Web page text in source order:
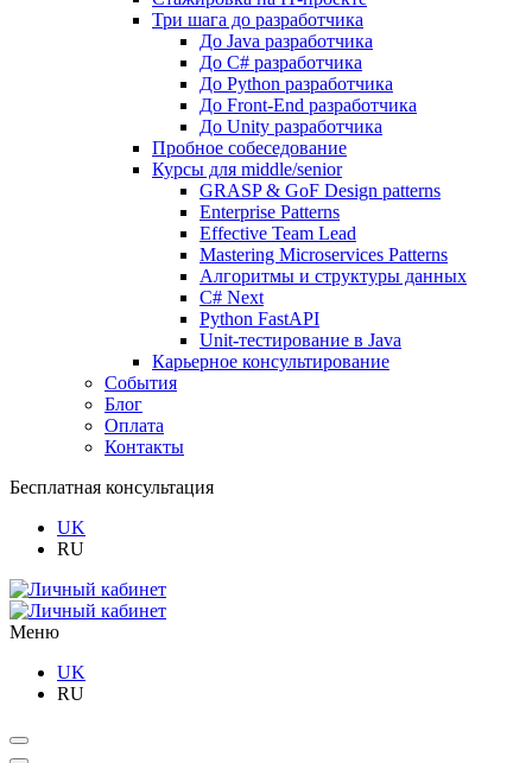
Три шага до разработчика
До Java разработчика
До C# разработчика
До Python разработчика
До Front-End разработчика
До Unity разработчика
Пробное собеседование
Курсы для middle/senior
GRASP & GoF Design patterns
Enterprise Patterns
Effective Team Lead
Mastering Microservices Patterns
Алгоритмы и структуры данных
C# Next
Python FastAPI
Unit-тестирование в Java
Карьерное консультирование
События
Блог
Оплата
Контакты
Бесплатная консультация
UK
RU
Меню
UK
RU